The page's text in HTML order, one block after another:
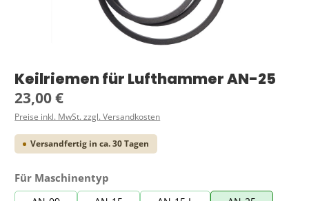
Keilriemen für Lufthammer AN-25
Regulärer Preis:
23,00 €
Preise inkl. MwSt. zzgl. Versandkosten
Versandfertig in ca. 30 Tagen
Für Maschinentyp